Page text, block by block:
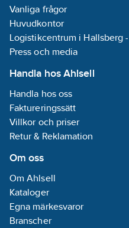
meter
användas.
Vanliga frågor
Huvudkontor
Logistikcentrum i Hallsberg
Press och media
Handla hos Ahlsell
Handla hos oss
Faktureringssätt
Villkor och priser
Retur & Reklamation
Om oss
Om Ahlsell
Kataloger
Egna märkesvaror
Branscher